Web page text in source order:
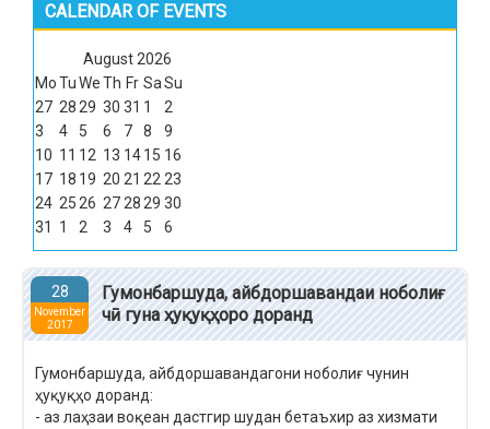
CALENDAR OF EVENTS
August2026
MoTuWeTh Fr SaSu
27 2829 30 31 1
2
3
4 5 6 7 8
9
10 11 12 13 1415 16
17 18 19 20 21 2223
24 2526 272829 30
31
1 2 3 4 5 6
28
November
2017
Гумонбаршуда, айбдоршавандаи ноболиғ
чӣ гуна ҳуқуқҳоро доранд
Гумонбаршуда, айбдоршавандагони ноболиғ чунин
ҳуқуқҳо доранд:
- аз лаҳзаи воқеан дастгир шудан бетаъхир аз хизмати